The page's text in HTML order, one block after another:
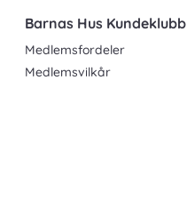
Barnas Hus Kundeklubb
Medlemsfordeler
Medlemsvilkår